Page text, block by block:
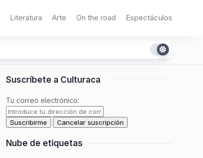
Literatura Arte On the road Espectáculos
Suscríbete a Culturaca
Tu correo electrónico:
Nube de etiquetas